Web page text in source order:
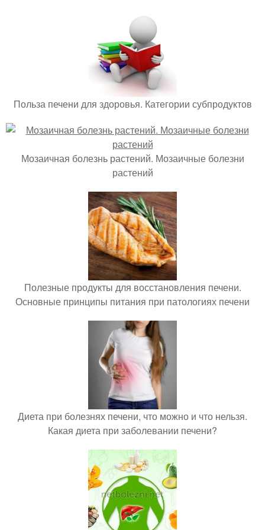
Польза печени для здоровья. Категории субпродуктов
Мозаичная болезнь растений. Мозаичные болезни
растений
Полезные продукты для восстановления печени.
Основные принципы питания при патологиях печени
Диета при болезнях печени, что можно и что нельзя.
Какая диета при заболевании печени?